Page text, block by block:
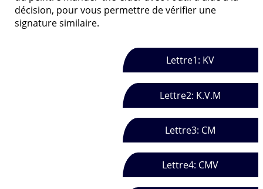
décision, pour vous permettre de vérifier une
signature similaire.
Lettre1: KV
Lettre2: K.V.M
Lettre3: CM
Lettre4: CMV